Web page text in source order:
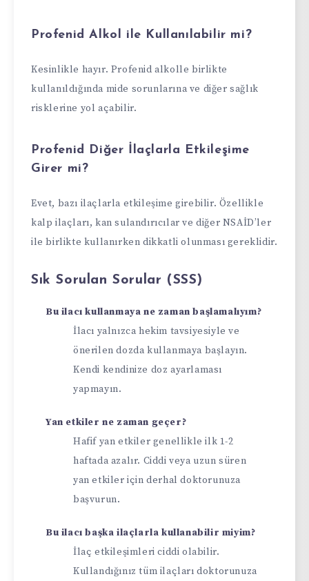
Profenid Alkol ile Kullanılabilir mi?
Kesinlikle hayır. Profenid alkolle birlikte
kullanıldığında mide sorunlarına ve diğer sağlık
risklerine yol açabilir.
Profenid Diğer İlaçlarla Etkileşime
Girer mi?
Evet, bazı ilaçlarla etkileşime girebilir. Özellikle
kalp ilaçları, kan sulandırıcılar ve diğer NSAİD’ler
ile birlikte kullanırken dikkatli olunması gereklidir.
Sık Sorulan Sorular (SSS)
Bu ilacı kullanmaya ne zaman başlamalıyım?
İlacı yalnızca hekim tavsiyesiyle ve
önerilen dozda kullanmaya başlayın.
Kendi kendinize doz ayarlaması
yapmayın.
Yan etkiler ne zaman geçer?
Hafif yan etkiler genellikle ilk 1-2
haftada azalır. Ciddi veya uzun süren
yan etkiler için derhal doktorunuza
başvurun.
Bu ilacı başka ilaçlarla kullanabilir miyim?
İlaç etkileşimleri ciddi olabilir.
Kullandığınız tüm ilaçları doktorunuza